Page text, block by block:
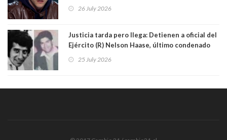
comentarios sexuales sobre menores. Redes
26 July 2026
Justicia tarda pero llega: Detienen a oficial del
Ejército (R) Nelson Haase, último condenado
Prisiones Littré Quiroga. Ambos fueron
25 July 2026